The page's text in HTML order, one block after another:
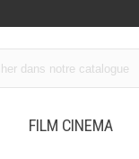
FILM CINEMA